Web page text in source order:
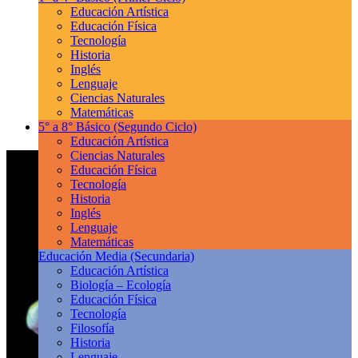
Educación Artística
Educación Física
Tecnología
Historia
Inglés
Lenguaje
Ciencias Naturales
Matemáticas
5° a 8° Básico (Segundo Ciclo)
Educación Artística
Ciencias Naturales
Educación Física
Tecnología
Historia
Inglés
Lenguaje
Matemáticas
Educación Media (Secundaria)
Educación Artística
Biología – Ecología
Educación Física
Tecnología
Filosofía
Historia